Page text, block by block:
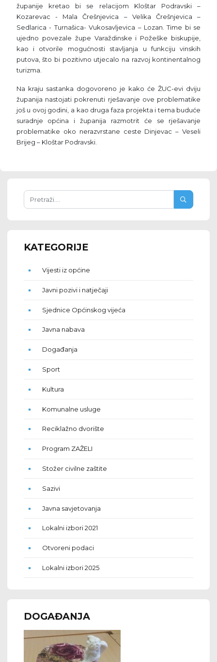
županije kretao bi se relacijom Kloštar Podravski –
Kozarevac - Mala Črešnjevica – Velika Črešnjevica –
Sedlarica - Turnašica- Vukosavljevica – Lozan. Time bi se
ujedno povezale župe Varaždinske i Požeške biskupije,
kao i otvorile mogućnosti stavljanja u funkciju vinskih
putova, što bi pozitivno utjecalo na razvoj kontinentalnog
turizma.
Na kraju sastanka dogovoreno je kako će ŽUC-evi dviju
županija nastojati pokrenuti rješavanje ove problematike
još u ovoj godini, a kao druga faza projekta i tema buduće
suradnje općina i županija razmotrit će se rješavanje
problematike oko nerazvrstane ceste Dinjevac – Veseli
Brijeg – Kloštar Podravski.
KATEGORIJE
Vijesti iz općine
Javni pozivi i natječaji
Sjednice Općinskog vijeća
Javna nabava
Događanja
Sport
Kultura
Komunalne usluge
Reciklažno dvorište
Program ZAŽELI
Stožer civilne zaštite
Sazivi
Javna savjetovanja
Lokalni izbori 2021
Otvoreni podaci
Lokalni izbori 2025
DOGAĐANJA